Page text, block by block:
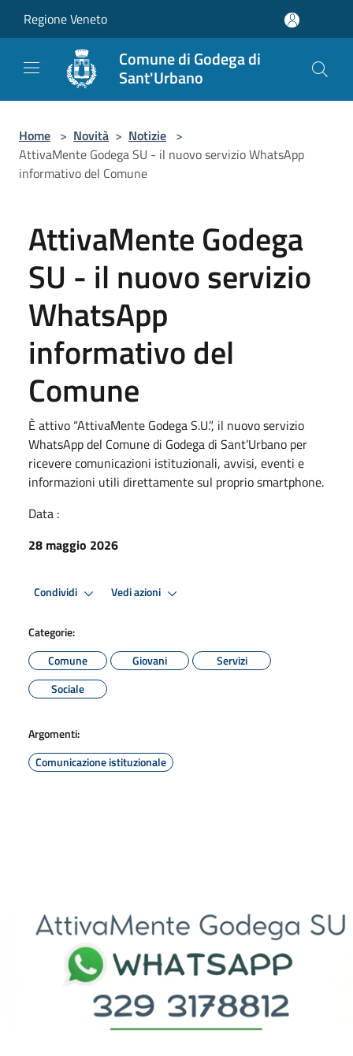
Regione Veneto
Comune di Godega di
Sant'Urbano
Home > Novità > Notizie >
AttivaMente Godega SU - il nuovo servizio WhatsApp
informativo del Comune
AttivaMente Godega
SU - il nuovo servizio
WhatsApp
informativo del
Comune
È attivo “AttivaMente Godega S.U.”, il nuovo servizio
WhatsApp del Comune di Godega di Sant’Urbano per
ricevere comunicazioni istituzionali, avvisi, eventi e
informazioni utili direttamente sul proprio smartphone.
Data :
28 maggio 2026
Condividi Vedi azioni
Categorie:
Comune
Giovani
Servizi
Sociale
Argomenti:
Comunicazione istituzionale